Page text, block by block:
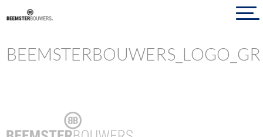
BEEMSTERBOUWERS_LOGO_GR